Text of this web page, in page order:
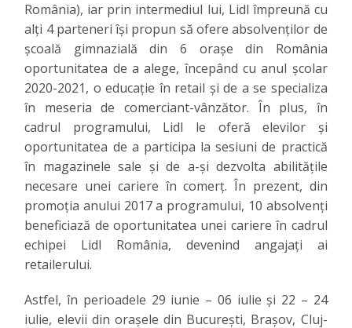
România), iar prin intermediul lui, Lidl împreună cu
alți 4 parteneri își propun să ofere absolvenților de
școală gimnazială din 6 orașe din România
oportunitatea de a alege, începând cu anul școlar
2020-2021, o educație în retail și de a se specializa
în meseria de comerciant-vânzător. În plus, în
cadrul programului, Lidl le oferă elevilor și
oportunitatea de a participa la sesiuni de practică
în magazinele sale și de a-și dezvolta abilitățile
necesare unei cariere în comerț. În prezent, din
promoția anului 2017 a programului, 10 absolvenți
beneficiază de oportunitatea unei cariere în cadrul
echipei Lidl România, devenind angajați ai
retailerului.
Astfel, în perioadele 29 iunie – 06 iulie și 22 – 24
iulie, elevii din orașele din București, Brașov, Cluj-